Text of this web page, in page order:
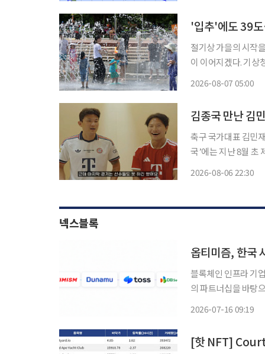
'입추'에도 39
절기상 가을의 시작
이 이어지겠다. 기상청에 따르면 이날 북태평양고기압의 영향으로 전국 대부분 지역의 기온
2026-08-07 05:00
축구 국가대표 김민재가 북
국’에는 지난 8월 초
2026-08-06 22:30
넥스블록
옵티미즘, 한국
블록체인 인프라 기
의 파트너십을 바탕으로 한국 사업 확
2026-07-16 09:19